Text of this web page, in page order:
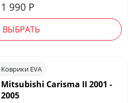
1 990 Р
ВЫБРАТЬ
Коврики EVA
Mitsubishi Carisma II 2001 -
2005